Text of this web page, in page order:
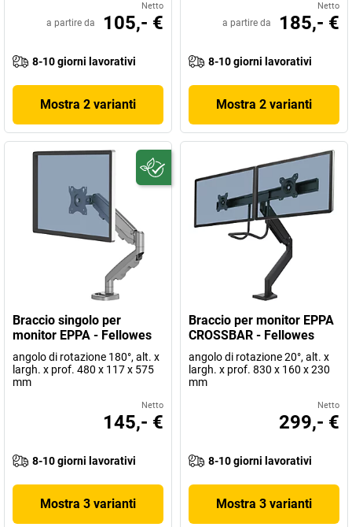
Netto
a partire da 105,- €
8-10 giorni lavorativi
Mostra 2 varianti
Netto
a partire da 185,- €
8-10 giorni lavorativi
Mostra 2 varianti
Braccio singolo per
monitor EPPA - Fellowes
angolo di rotazione 180°, alt. x
largh. x prof. 480 x 117 x 575
mm
Netto
145,- €
8-10 giorni lavorativi
Mostra 3 varianti
Braccio per monitor EPPA
CROSSBAR - Fellowes
angolo di rotazione 20°, alt. x
largh. x prof. 830 x 160 x 230
mm
Netto
299,- €
8-10 giorni lavorativi
Mostra 3 varianti